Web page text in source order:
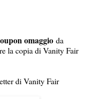
omaggio da
la copia di Vanity Fair
di Vanity Fair